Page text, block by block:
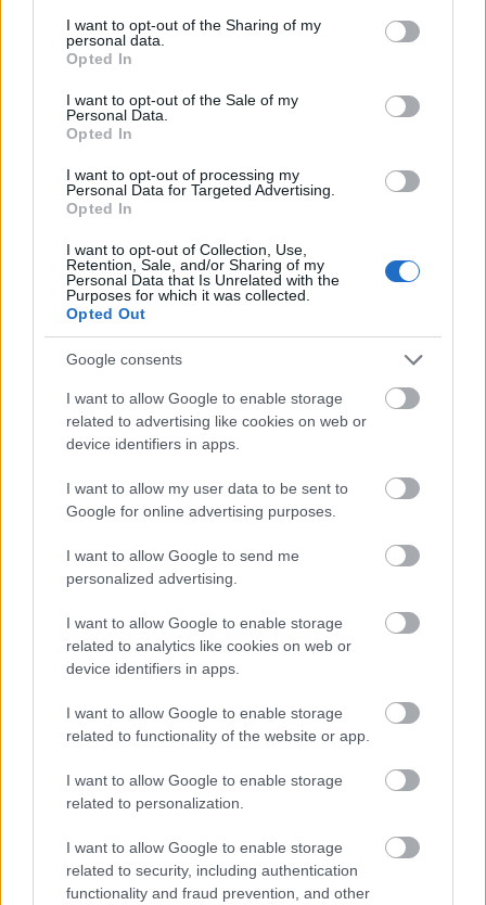
not limited to your visit or usage behaviour. You may click to
grant or deny consent to Google and its third-party tags to
use your data for below specified purposes in below Google
consent section.
I want to opt-out of the Sharing of my
personal data.
Opted In
I want to opt-out of the Sale of my
Personal Data.
Opted In
I want to opt-out of processing my
Personal Data for Targeted Advertising.
Opted In
I want to opt-out of Collection, Use,
Retention, Sale, and/or Sharing of my
Personal Data that Is Unrelated with the
Purposes for which it was collected.
Opted Out
Google consents
I want to allow Google to enable storage
related to advertising like cookies on web or
device identifiers in apps.
I want to allow my user data to be sent to
Google for online advertising purposes.
I want to allow Google to send me
personalized advertising.
I want to allow Google to enable storage
related to analytics like cookies on web or
device identifiers in apps.
I want to allow Google to enable storage
related to functionality of the website or app.
I want to allow Google to enable storage
related to personalization.
I want to allow Google to enable storage
related to security, including authentication
functionality and fraud prevention, and other
Νοημοσύνη
στο Digital Marketing
πανεπιστημιακό πιστοποιητικό και ευρωπαϊκές
στη χρήση σύγχρονων εργαλείων generative AI για
τη δημιουργία περιεχομένου, τη βελτιστοποίηση
SEO, τον σχεδιασμό ψηφιακών καμπανιών και τη
στρατηγική στα social media. Απευθύνεται σε
συναφών σχολών, επιχειρηματίες και όσους
επιθυμούν να αποκτήσουν σύγχρονες δεξιότητες με
άμεση εφαρμογή στην αγορά εργασίας.
Για όσους θέλουν να παραμείνουν ενεργό κομμάτι
επόμενης ημέρας του digital marketingκαι να
επενδύσουν σε πανεπιστημιακή γνώση με σαφή
επαγγελματικό προσανατολισμό, μπορούν να
μάθουν περισσότερα για το πρόγραμμα μέσω της
Εκδηλώστε ενδιαφέρον και προλάβετε
μία θέση στο επόμενο τμήμα
ΑΣΕΠ: Πιστοποίηση Αγγλικών σε